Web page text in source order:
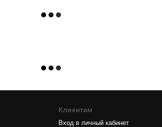
Клиентам
Вход в личный кабинет